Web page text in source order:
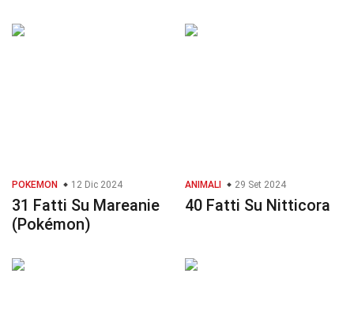
POKEMON 12 Dic 2024
31 Fatti Su Mareanie
(Pokémon)
ANIMALI 29 Set 2024
40 Fatti Su Nitticora